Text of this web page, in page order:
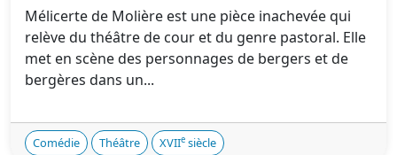
Mélicerte de Molière est une pièce inachevée qui
relève du théâtre de cour et du genre pastoral. Elle
met en scène des personnages de bergers et de
bergères dans un...
Comédie Théâtre XVIIe siècle